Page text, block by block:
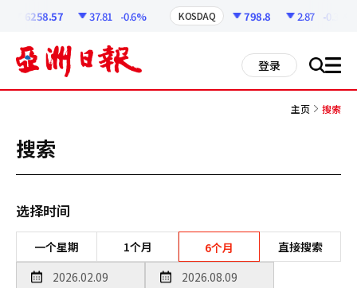
6258.57 37.81 -0.6% KOSDAQ 798.8 2.87 -0.36%
登录 搜 all
主页 搜索
搜索
选择时间
一个星期 1个月 6个月 直接搜索